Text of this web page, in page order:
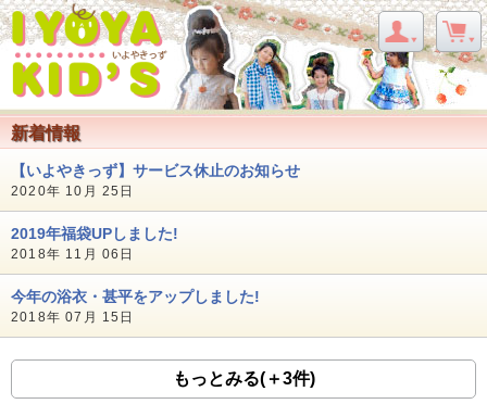
新着情報
【いよやきっず】サービス休止のお知らせ
2020年 10月 25日
2019年福袋UPしました!
2018年 11月 06日
今年の浴衣・甚平をアップしました!
2018年 07月 15日
もっとみる(＋3件)